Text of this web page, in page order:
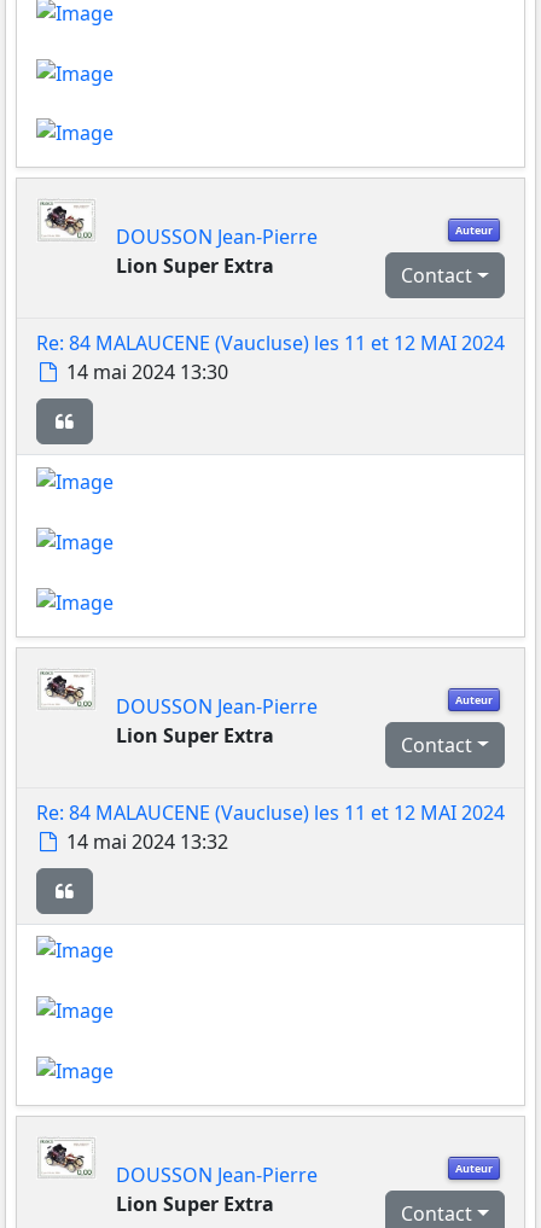
Auteur
DOUSSON Jean-Pierre
Lion Super Extra
Contact
Re: 84 MALAUCENE (Vaucluse) les 11 et 12 MAI 2024
Message
14 mai 2024 13:30
Auteur
DOUSSON Jean-Pierre
Lion Super Extra
Contact
Re: 84 MALAUCENE (Vaucluse) les 11 et 12 MAI 2024
Message
14 mai 2024 13:32
Auteur
DOUSSON Jean-Pierre
Lion Super Extra
Contact